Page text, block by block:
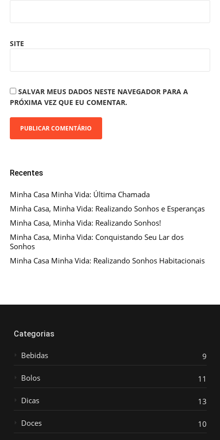
SITE
SALVAR MEUS DADOS NESTE NAVEGADOR PARA A
PRÓXIMA VEZ QUE EU COMENTAR.
Recentes
Minha Casa Minha Vida: Última Chamada
Minha Casa, Minha Vida: Realizando Sonhos e Esperanças
Minha Casa, Minha Vida: Realizando Sonhos!
Minha Casa, Minha Vida: Conquistando Seu Lar dos
Sonhos
Minha Casa Minha Vida: Realizando Sonhos Habitacionais
Categorias
Bebidas 9
Bolos 11
Dicas 13
Doces 10